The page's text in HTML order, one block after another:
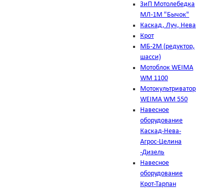
ЗиП Мотолебедка
МЛ-1М "Бычок"
Каскад, Луч, Нева
Крот
МБ-2М (редуктор,
шасси)
Мотоблок WEIMA
WM 1100
Мотокультриватор
WEIMA WM 550
Навесное
оборудование
Каскад-Нева-
Агрос-Целина
-Дизель
Навесное
оборудование
Крот-Тарпан